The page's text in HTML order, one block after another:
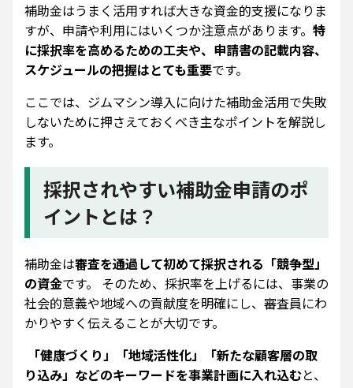
補助金はうまく活用すれば大きな資金的支援になりま
すが、申請や利用にはいくつか注意点があります。 特
に採択率を高めるための工夫や、申請書の記載内容、
スケジュールの把握はとても重要です。
ここでは、ジムマシン導入に向けた補助金活用で失敗
しないために押さえておくべき主なポイントを解説し
ます。
採択されやすい補助金申請のポ
イントとは？
補助金は審査を通過して初めて採択される「競争型」
の資金です。 そのため、採択率を上げるには、事業の
社会的意義や地域への貢献度を明確にし、審査員にわ
かりやすく伝えることが大切です。
「健康づくり」「地域活性化」「新たな顧客層の取
り込み」などのキーワードを事業計画に入れ込むと、